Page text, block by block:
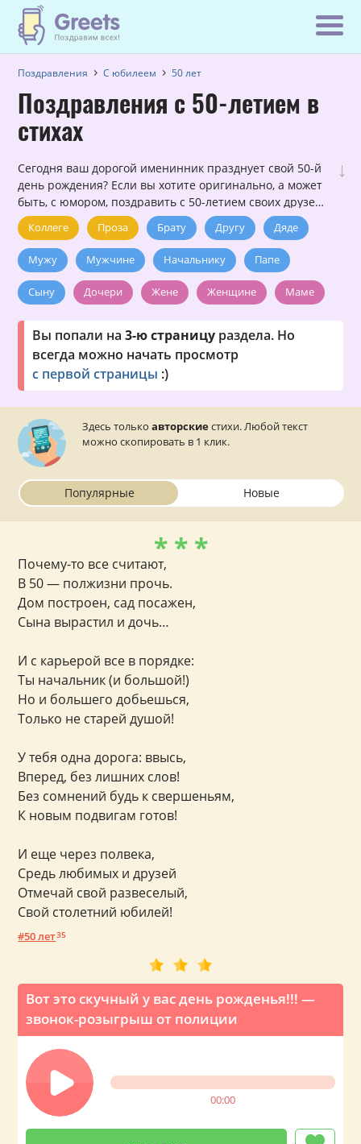
Поздравления С юбилеем 50 лет
Поздравления с 50-летием в
стихах
↓
Сегодня ваш дорогой именинник празднует свой 50-й
день рождения? Если вы хотите оригинально, а может
быть, с юмором, поздравить с 50-летием своих друзей
и близких, причем, сделать это в стихах, то данный
раздел — для вас!
Коллеге Проза Брату Другу Дяде
Мужу Мужчине Начальнику Папе
Сыну Дочери Жене Женщине Маме
Вы попали на3-ю страницу раздела. Но
всегда можно начать просмотр
с первой страницы :)
Здесь толькоавторские стихи. Любой текст
можно скопировать в 1 клик.
Популярные Новые
Вот это скучный у вас день рожденья!!! —
звонок-розыгрыш от полиции
00:00
* * *
Почему-то все считают,
В 50 — полжизни прочь.
Дом построен, сад посажен,
Сына вырастил и дочь…
И с карьерой все в порядке:
Ты начальник (и большой!)
Но и большего добьешься,
Только не старей душой!
У тебя одна дорога: ввысь,
Вперед, без лишних слов!
Без сомнений будь к свершеньям,
К новым подвигам готов!
И еще через полвека,
Средь любимых и друзей
Отмечай свой развеселый,
Свой столетний юбилей!
50 лет35